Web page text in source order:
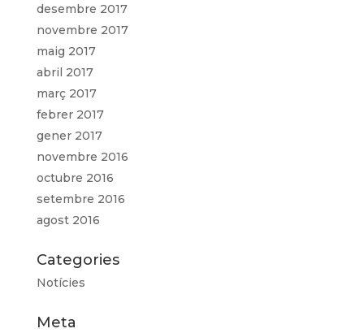
desembre 2017
novembre 2017
maig 2017
abril 2017
març 2017
febrer 2017
gener 2017
novembre 2016
octubre 2016
setembre 2016
agost 2016
Categories
Notícies
Meta